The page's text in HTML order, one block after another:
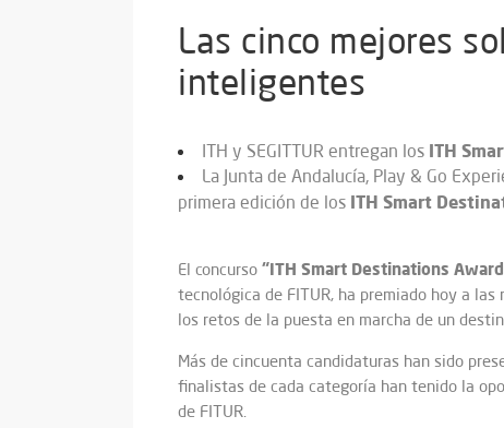
Las cinco mejores
inteligentes
ITH y SEGITTUR entregan los ITH
La Junta de Andalucía, Play & Go
primera edición de los ITH Smart
El concurso “ITH Smart Destinations
tecnológica de FITUR, ha premiado hoy a
los retos de la puesta en marcha de un
Más de cincuenta candidaturas han sido
finalistas de cada categoría han tenido la
de FITUR.